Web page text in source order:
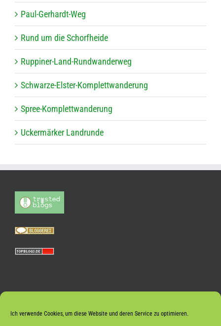
Ich verwende Cookies, um diese Website und deren Service zu optimieren.
Paul-Ger­hardt-Weg
Rund um die Schorfheide
Rup­pi­ner-Land-Rund­wan­der­weg
Schwarze-Els­ter-Kom­plett­wan­de­rung
Spree-Kom­plett­wan­de­rung
Ucker­mär­ker Landrunde